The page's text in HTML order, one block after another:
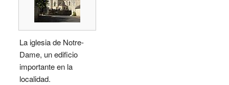
La iglesia de Notre-
Dame, un edificio
importante en la
localidad.